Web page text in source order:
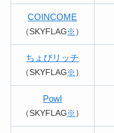
COINCOME
（SKYFLAG ※ ）
ちょびリッチ
（SKYFLAG ※ ）
Powl
（SKYFLAG ※ ）